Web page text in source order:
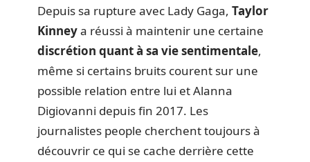
Depuis sa rupture avec Lady Gaga, Taylor
Kinneya réussi à maintenir une certaine
discrétion quant à sa vie sentimentale,
même si certains bruits courent sur une
possible relation entre lui et Alanna
Digiovanni depuis fin 2017. Les
journalistes people cherchent toujours à
découvrir ce qui se cache derrière cette